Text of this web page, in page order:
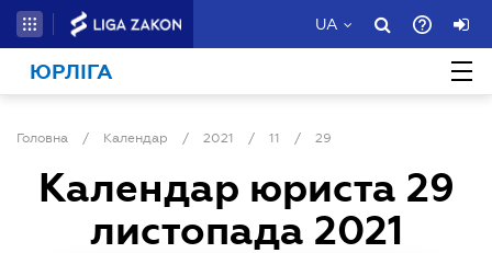
UA
ЮРЛІГА
Головна / Календар / 2021 / 11 / 29
Календар юриста 29
листопада 2021